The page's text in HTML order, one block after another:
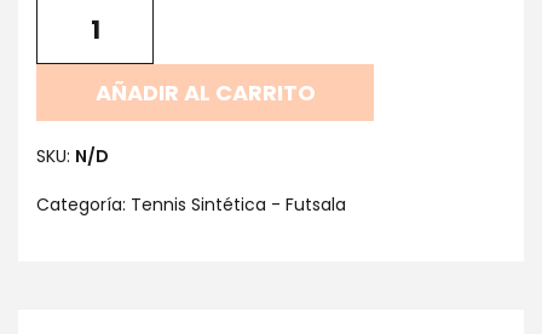
AÑADIR AL CARRITO
SKU: N/D
Categoría: Tennis Sintética - Futsala